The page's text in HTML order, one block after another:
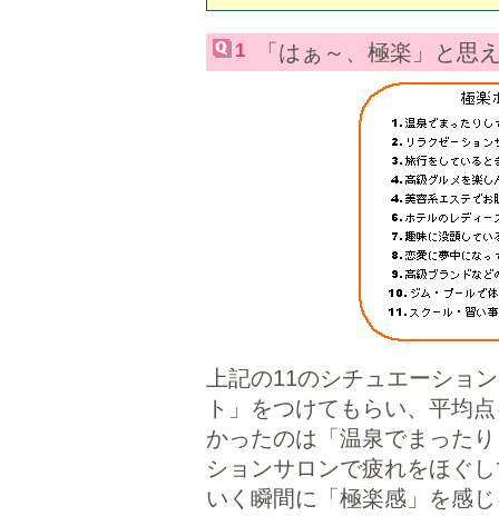
1 「はぁ～、極楽」と思
上記の11のシチュエーショ
ト」をつけてもらい、平均
かったのは「温泉でまった
ションサロンで疲れをほぐ
いく瞬間に「極楽感」を感